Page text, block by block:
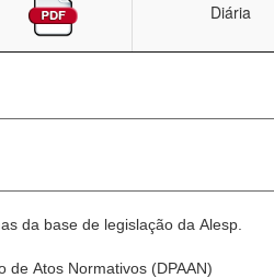
Diária
da base de legislação da Alesp.
de Atos Normativos (DPAAN)